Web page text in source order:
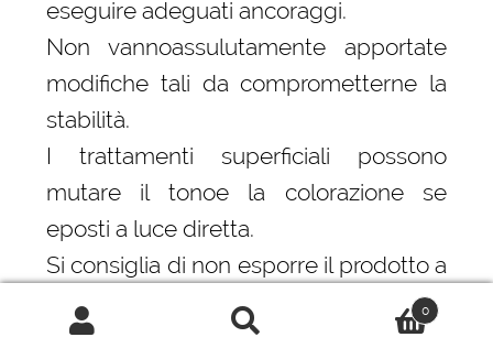
eseguire adeguati ancoraggi.
Non vannoassulutamente apportate
modifiche tali da comprometterne la
stabilità.
I trattamenti superficiali possono
mutare il tonoe la colorazione se
eposti a luce diretta.
Si consiglia di non esporre il prodotto a
fonti di calore.
0